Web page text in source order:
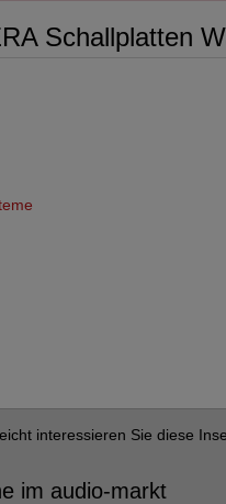
Schallplatten
interessieren Sie diese
im audio-markt